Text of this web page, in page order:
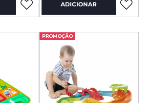
ADICIONAR
PROMOÇÃO